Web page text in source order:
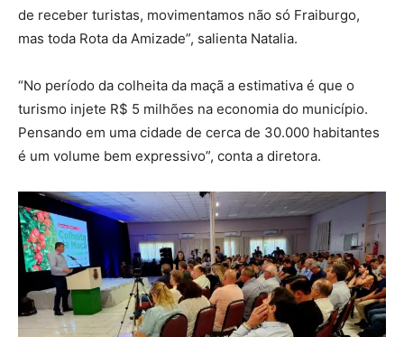
de receber turistas, movimentamos não só Fraiburgo,
mas toda Rota da Amizade”, salienta Natalia.
“No período da colheita da maçã a estimativa é que o
turismo injete R$ 5 milhões na economia do município.
Pensando em uma cidade de cerca de 30.000 habitantes
é um volume bem expressivo”, conta a diretora.